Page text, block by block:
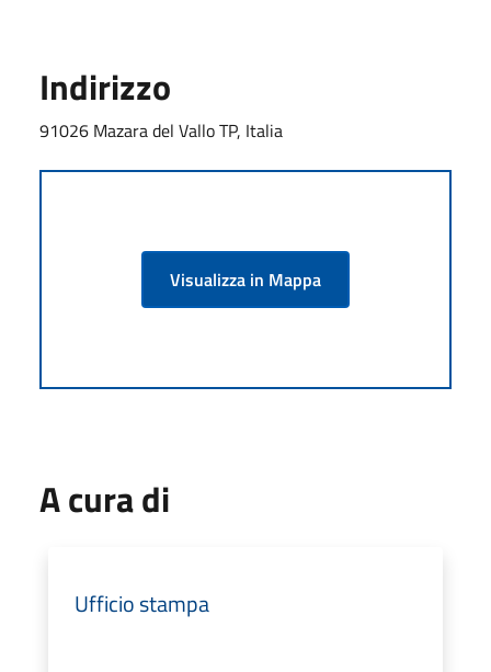
Indirizzo
91026 Mazara del Vallo TP, Italia
Visualizza in Mappa
A cura di
Ufficio stampa